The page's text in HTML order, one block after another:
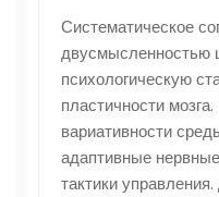
Систематическое
двусмысленностью
психологическую
пластичности
вариативности
адаптивные
тактики